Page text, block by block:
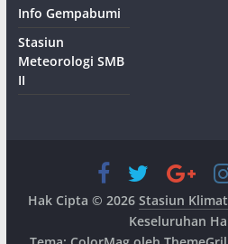
Info Gempabumi
Stasiun
Meteorologi SMB
II
Hak Cipta © 2026Stasiun
Keseluruhan